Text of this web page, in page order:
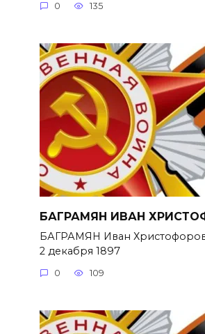
0 135
БАГРАМЯН ИВАН
БАГРАМЯН Иван
2 декабря 1897
0 109